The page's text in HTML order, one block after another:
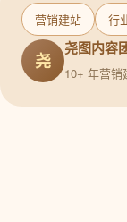
营销建站 行
尧
尧图内容
10+ 年营销